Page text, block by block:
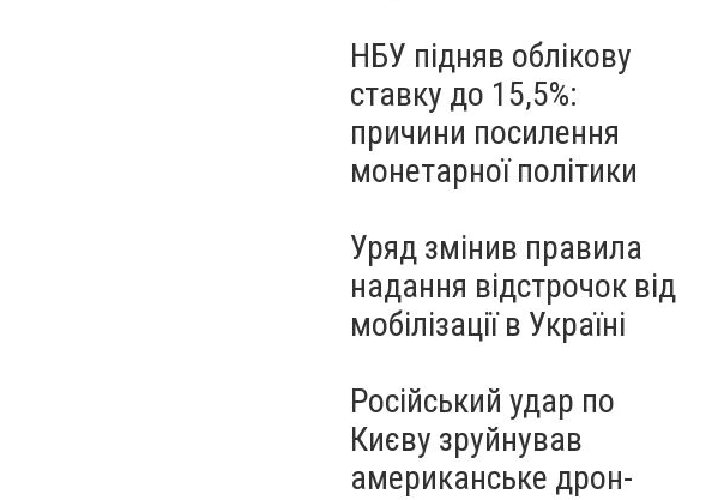
НБУ підняв облікову
ставку до 15,5%:
причини посилення
монетарної політики
Уряд змінив правила
надання відстрочок від
мобілізації в Україні
Російський удар по
Києву зруйнував
американське дрон-